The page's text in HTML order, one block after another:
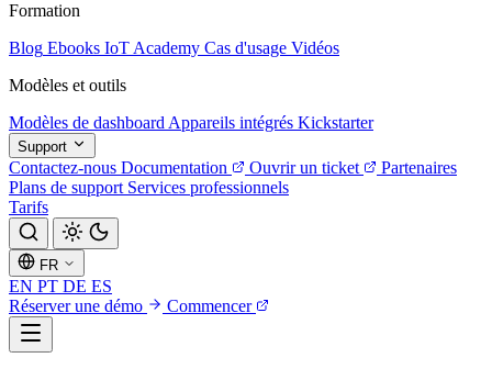
Formation
Blog Ebooks IoT Academy Cas d'usage Vidéos
Modèles et outils
Modèles de dashboard Appareils intégrés Kickstarter
Support
Contactez-nous Documentation Ouvrir un ticket
Partenaires
Plans de support Services professionnels
Tarifs
FR
EN PT DE ES
Réserver une démo
Commencer